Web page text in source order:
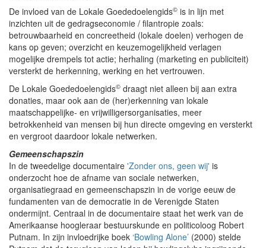
De invloed van de Lokale Goededoelengids© is in lijn met
inzichten uit de gedragseconomie / filantropie zoals:
betrouwbaarheid en concreetheid (lokale doelen) verhogen de
kans op geven; overzicht en keuzemogelijkheid verlagen
mogelijke drempels tot actie; herhaling (marketing en publiciteit)
versterkt de herkenning, werking en het vertrouwen.
De Lokale Goededoelengids© draagt niet alleen bij aan extra
donaties, maar ook aan de (her)erkenning van lokale
maatschappelijke- en vrijwilligersorganisaties, meer
betrokkenheid van mensen bij hun directe omgeving en versterkt
en vergroot daardoor lokale netwerken.
Gemeenschapszin
In de tweedelige documentaire 'Zonder ons, geen wij' is
onderzocht hoe de afname van sociale netwerken,
organisatiegraad en gemeenschapszin in de vorige eeuw de
fundamenten van de democratie in de Verenigde Staten
ondermijnt. Centraal in de documentaire staat het werk van de
Amerikaanse hoogleraar bestuurskunde en politicoloog Robert
Putnam. In zijn invloedrijke boek ‘Bowling Alone’ (2000) stelde